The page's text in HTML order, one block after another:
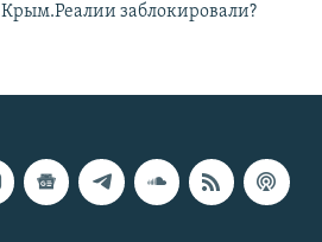
Крым.Реалии заблокировали?